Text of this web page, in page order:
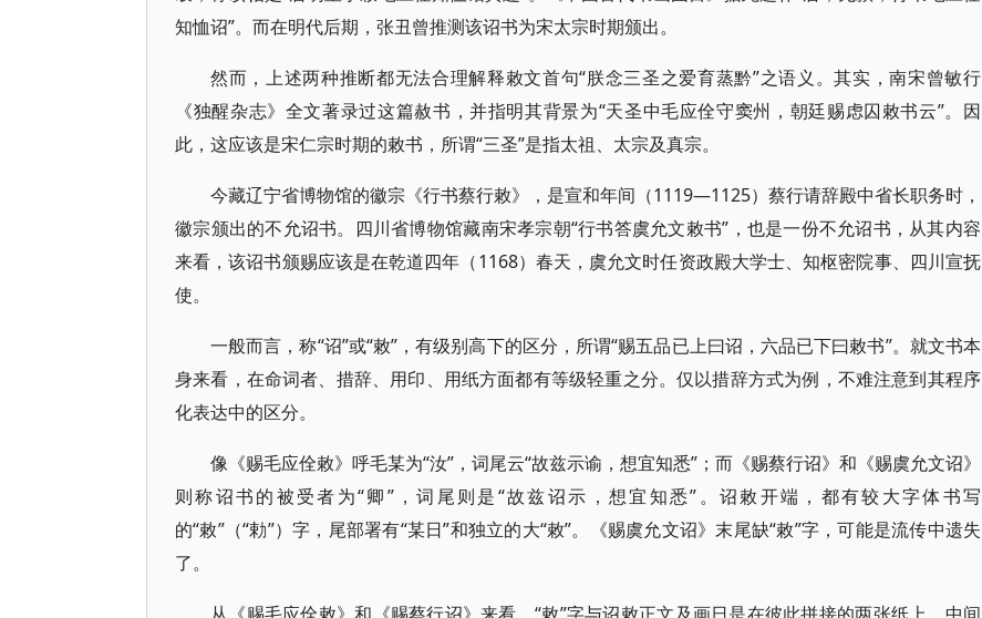
知恤诏”。而在明代后期，张丑曾推测该诏书为宋太宗时期颁出。
然而，上述两种推断都无法合理解释敕文首句“朕念三圣之爱育蒸黔”之语义。其实，南宋曾敏行
《独醒杂志》全文著录过这篇赦书，并指明其背景为“天圣中毛应佺守窦州，朝廷赐虑囚敕书云”。因
此，这应该是宋仁宗时期的敕书，所谓“三圣”是指太祖、太宗及真宗。
今藏辽宁省博物馆的徽宗《行书蔡行敕》，是宣和年间（1119—1125）蔡行请辞殿中省长职务时，
徽宗颁出的不允诏书。四川省博物馆藏南宋孝宗朝“行书答虞允文敕书”，也是一份不允诏书，从其内容
来看，该诏书颁赐应该是在乾道四年（1168）春天，虞允文时任资政殿大学士、知枢密院事、四川宣抚
使。
一般而言，称“诏”或“敕”，有级别高下的区分，所谓“赐五品已上曰诏，六品已下曰敕书”。就文书本
身来看，在命词者、措辞、用印、用纸方面都有等级轻重之分。仅以措辞方式为例，不难注意到其程序
化表达中的区分。
像《赐毛应佺敕》呼毛某为“汝”，词尾云“故兹示谕，想宜知悉”；而《赐蔡行诏》和《赐虞允文诏》
则称诏书的被受者为“卿”，词尾则是“故兹诏示，想宜知悉”。诏敕开端，都有较大字体书写
的“敕”（“勅”）字，尾部署有“某日”和独立的大“敕”。《赐虞允文诏》末尾缺“敕”字，可能是流传中遗失
了。